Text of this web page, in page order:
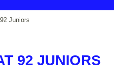
Juniors
92 JUNIORS